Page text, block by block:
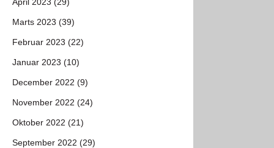
Marts 2023 (39)
Februar 2023 (22)
Januar 2023 (10)
December 2022 (9)
November 2022 (24)
Oktober 2022 (21)
September 2022 (29)